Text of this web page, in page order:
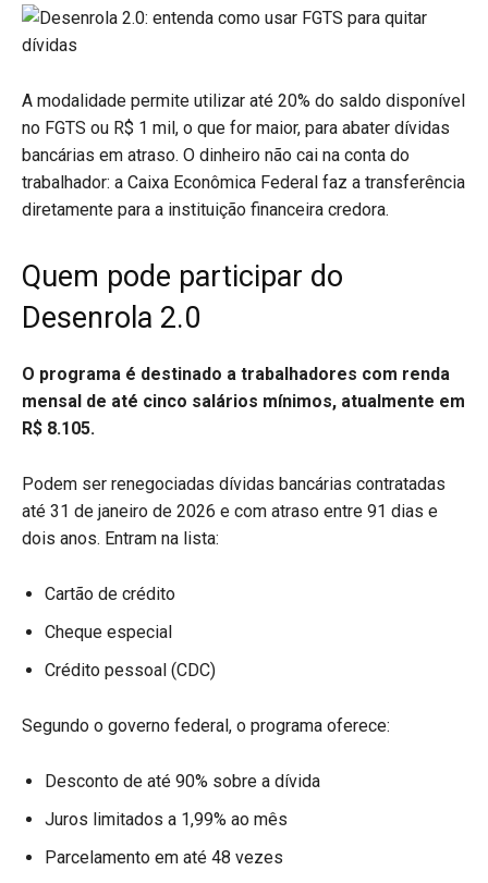
A modalidade permite utilizar até 20% do saldo disponível
no FGTS ou R$ 1 mil, o que for maior, para abater dívidas
bancárias em atraso. O dinheiro não cai na conta do
trabalhador: a Caixa Econômica Federal faz a transferência
diretamente para a instituição financeira credora.
Quem pode participar do
Desenrola 2.0
O programa é destinado a trabalhadores com renda
mensal de até cinco salários mínimos, atualmente em
R$ 8.105.
Podem ser renegociadas dívidas bancárias contratadas
até 31 de janeiro de 2026 e com atraso entre 91 dias e
dois anos. Entram na lista:
Cartão de crédito
Cheque especial
Crédito pessoal (CDC)
Segundo o governo federal, o programa oferece:
Desconto de até 90% sobre a dívida
Juros limitados a 1,99% ao mês
Parcelamento em até 48 vezes